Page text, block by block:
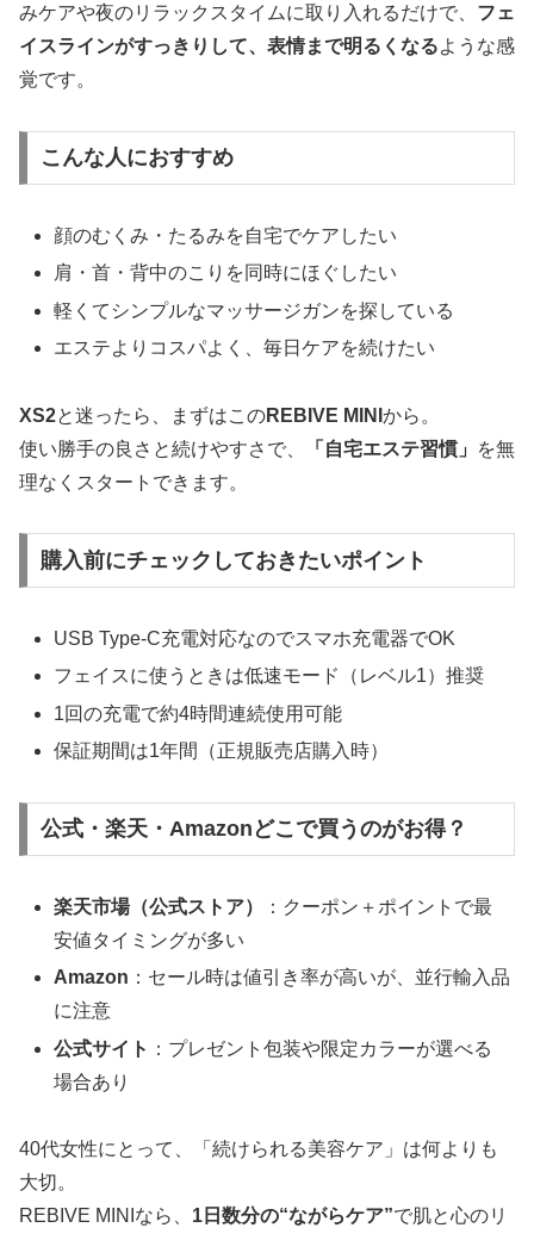
みケアや夜のリラックスタイムに取り入れるだけで、 フェ
イスラインがすっきりして、表情まで明るくなるような感
覚です。
こんな人におすすめ
顔のむくみ・たるみを自宅でケアしたい
肩・首・背中のこりを同時にほぐしたい
軽くてシンプルなマッサージガンを探している
エステよりコスパよく、毎日ケアを続けたい
XS2と迷ったら、まずはこのREBIVE MINI から。
使い勝手の良さと続けやすさで、
「自宅エステ習慣」
を無
理なくスタートできます。
購入前にチェックしておきたいポイント
USB Type-C充電対応なのでスマホ充電器でOK
フェイスに使うときは低速モード（レベル1）推奨
1回の充電で約4時間連続使用可能
保証期間は1年間（正規販売店購入時）
公式・楽天・Amazonどこで買うのがお得？
楽天市場（公式ストア）
：クーポン＋ポイントで最
安値タイミングが多い
Amazon ：セール時は値引き率が高いが、並行輸入品
に注意
公式サイト ：プレゼント包装や限定カラーが選べる
場合あり
40代女性にとって、「続けられる美容ケア」は何よりも
大切。
REBIVE MINIなら、 1日数分の“ながらケア”で肌と心のリ